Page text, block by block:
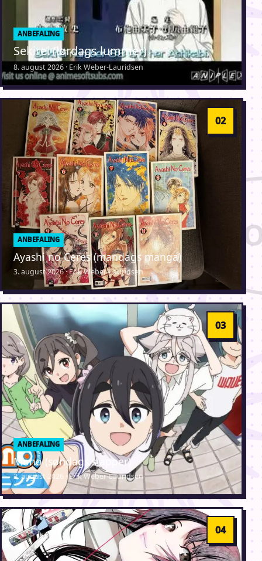
ANBEFALING
Sekirei (lørdags lummer)
8. august 2026 · Erik Weber-Lauridsen
ANBEFALING
Ayashi no Ceres (mandags manga)
3. august 2026 · Erik Weber-Lauridsen
ANBEFALING
Mono (søndags slapper)
2. august 2026 · Erik Weber-Lauridsen